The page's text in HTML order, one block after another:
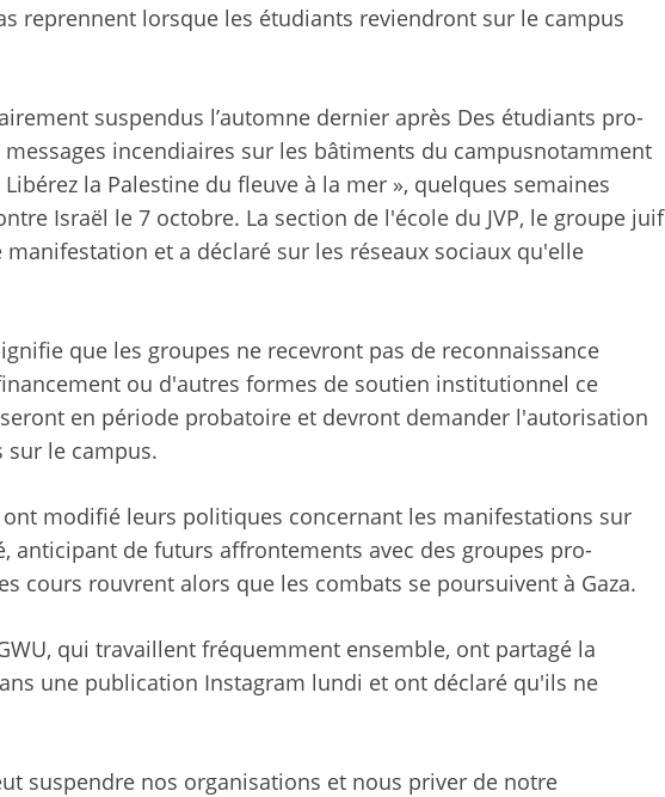
reprennent lorsque les étudiants reviendront sur le campus
suspendus l’automne dernier après Des étudiants pro-
incendiaires sur les bâtiments du campusnotamment
la Palestine du fleuve à la mer », quelques semaines
Israël le 7 octobre. La section de l'école du JVP, le groupe juif
et a déclaré sur les réseaux sociaux qu'elle
que les groupes ne recevront pas de reconnaissance
ou d'autres formes de soutien institutionnel ce
en période probatoire et devront demander l'autorisation
sur le campus.
modifié leurs politiques concernant les manifestations sur
anticipant de futurs affrontements avec des groupes pro-
cours rouvrent alors que les combats se poursuivent à Gaza.
qui travaillent fréquemment ensemble, ont partagé la
une publication Instagram lundi et ont déclaré qu'ils ne
suspendre nos organisations et nous priver de notre